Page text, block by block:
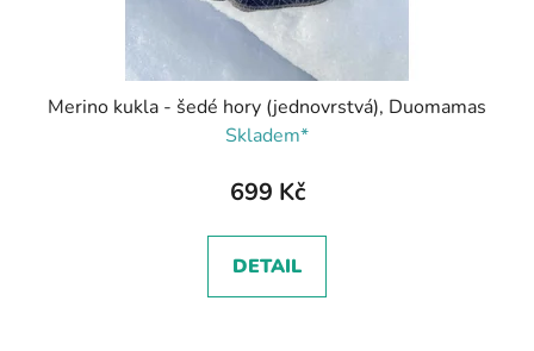
Merino kukla - šedé hory (jednovrstvá), Duomamas
Skladem*
699 Kč
DETAIL